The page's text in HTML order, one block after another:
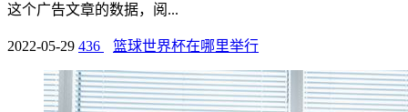
这个广告文章的数据，阅...
2022-05-29 436 篮球世界杯在哪里举行